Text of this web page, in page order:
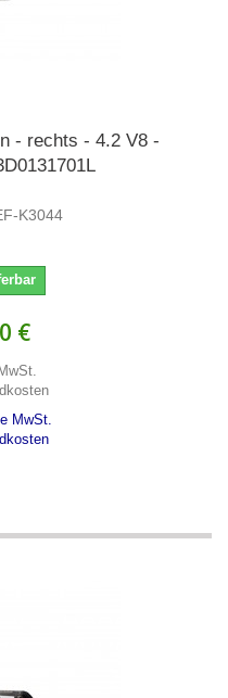
- rechts - 4.2 V8 -
K3044
€
MwSt.